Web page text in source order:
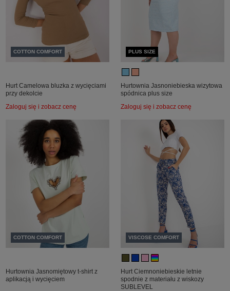
COTTON COMFORT
Hurt Camelowa bluzka z wycięciami
przy dekolcie
Zaloguj się i zobacz cenę
PLUS SIZE
Hurtownia Jasnoniebieska wizytowa
spódnica plus size
Zaloguj się i zobacz cenę
COTTON COMFORT
Hurtownia Jasnomiętowy t-shirt z
aplikacją i wycięciem
VISCOSE COMFORT
Hurt Ciemnoniebieskie letnie
spodnie z materiału z wiskozy
SUBLEVEL